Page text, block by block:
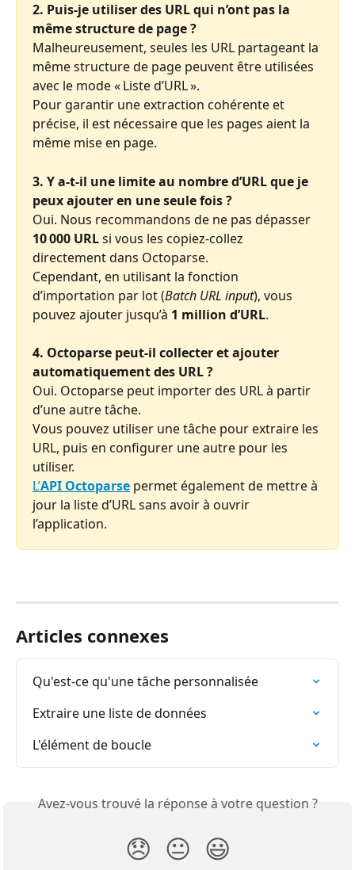
2. Puis-je utiliser des URL qui n’ont pas la
même structure de page ?
Malheureusement, seules les URL partageant la
même structure de page peuvent être utilisées
avec le mode « Liste d’URL ».
Pour garantir une extraction cohérente et
précise, il est nécessaire que les pages aient la
même mise en page.
3. Y a-t-il une limite au nombre d’URL que je
peux ajouter en une seule fois ?
Oui. Nous recommandons de ne pas dépasser
10 000 URL si vous les copiez-collez
directement dans Octoparse.
Cependant, en utilisant la fonction
d’importation par lot (Batch URL input), vous
pouvez ajouter jusqu’à 1 million d’URL.
4. Octoparse peut-il collecter et ajouter
automatiquement des URL ?
Oui. Octoparse peut importer des URL à partir
d’une autre tâche.
Vous pouvez utiliser une tâche pour extraire les
URL, puis en configurer une autre pour les
utiliser.
L’API Octoparse permet également de mettre à
jour la liste d’URL sans avoir à ouvrir
l’application.
Articles connexes
Qu'est-ce qu'une tâche personnalisée
Extraire une liste de données
L'élément de boucle
Avez-vous trouvé la réponse à votre question ?
😞 😐 😃